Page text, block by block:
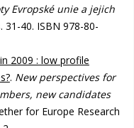
Evropské unie a jejich
31-40. ISBN 978-80-
2009 : low profile
. New perspectives for
new candidates
for Europe Research